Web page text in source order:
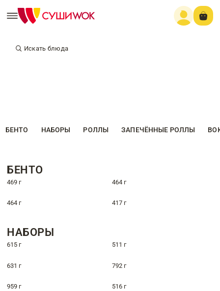
Искать блюда
БЕНТО НАБОРЫ РОЛЛЫ ЗАПЕЧЁННЫЕ РОЛЛЫ
БЕНТО
469 г 464 г
464 г 417 г
НАБОРЫ
615 г 511 г
631 г 792 г
959 г 516 г